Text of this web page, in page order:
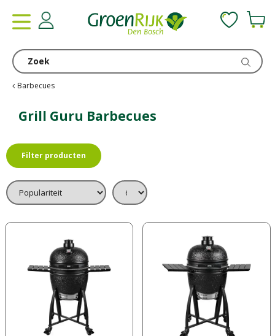
Barbecues
Grill Guru Barbecues
Filter producten